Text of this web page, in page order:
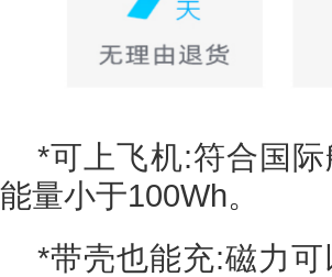
*可上飞机:符合国
能量小于100Wh。
*带壳也能充:磁力